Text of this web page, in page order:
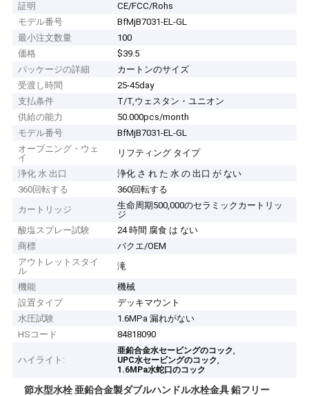
証明
CE/FCC/Rohs
モデル番号
BfMjB7031-EL-GL
最小注文数量
100
価格
$39.5
パッケージの詳細
カートンのサイズ
受渡し時間
25-45day
支払条件
T/T,ウェスタン・ユニオン
供給の能力
50.000pcs/month
モデル番号
BfMjB7031-EL-GL
オープニング・ウェ
イ
リフティング タイプ
浄化 水 出口
浄化 さ れ た 水 の 出口 が ない
360回転する
360回転する
カートリッジ
生命周期500,000のセラミックカートリッ
ジ
酸塩スプレー試験
24 時間 腐食 は ない
商標
バクエ/OEM
アウトレットスタイ
ル
滝
機能
機械
設置タイプ
デッキマウント
水圧試験
1.6MPa 漏れがない
HSコード
84818090
ハイライト:
亜鉛合金水セービングのコック,
UPC水セービングのコック,
1.6MPa水蛇口のコック
節水型水栓 亜鉛合金製ダブルハンドル水栓金具 鉛フリー